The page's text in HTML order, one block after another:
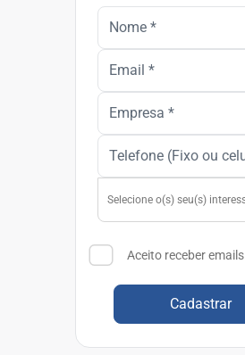
Aceito receber emails
Cadastrar